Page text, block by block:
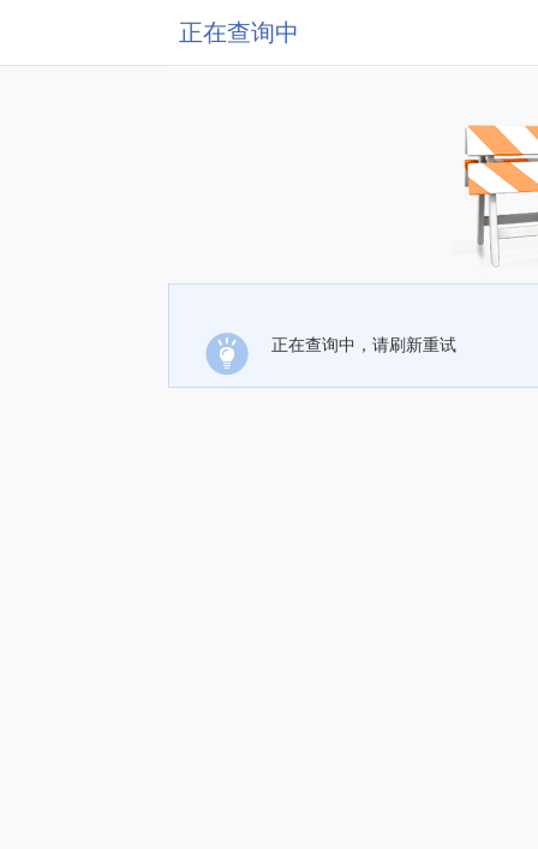
正在查询中
正在查询中，请刷新重试